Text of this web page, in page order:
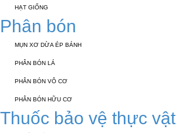
HẠT GIỐNG
Phân bón
MỤN XƠ DỪA ÉP BÁNH
PHÂN BÓN LÁ
PHÂN BÓN VÔ CƠ
PHÂN BÓN HỮU CƠ
Thuốc bảo vệ thực vật